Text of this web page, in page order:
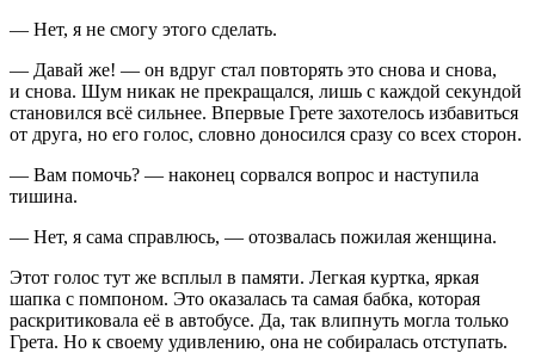
— Нет, я не смогу этого сделать.
— Давай же! — он вдруг стал повторять это снова и снова,
и снова. Шум никак не прекращался, лишь с каждой секундой
становился всё сильнее. Впервые Грете захотелось избавиться
от друга, но его голос, словно доносился сразу со всех сторон.
— Вам помочь? — наконец сорвался вопрос и наступила
тишина.
— Нет, я сама справлюсь, — отозвалась пожилая женщина.
Этот голос тут же всплыл в памяти. Легкая куртка, яркая
шапка с помпоном. Это оказалась та самая бабка, которая
раскритиковала её в автобусе. Да, так влипнуть могла только
Грета. Но к своему удивлению, она не собиралась отступать.